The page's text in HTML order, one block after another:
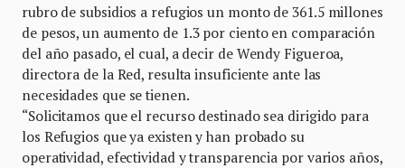
rubro de subsidios a refugios un monto de 361.5 millones
de pesos, un aumento de 1.3 por ciento en comparación
del año pasado, el cual, a decir de Wendy Figueroa,
directora de la Red, resulta insuficiente ante las
necesidades que se tienen.
“Solicitamos que el recurso destinado sea dirigido para
los Refugios que ya existen y han probado su
operatividad, efectividad y transparencia por varios años,